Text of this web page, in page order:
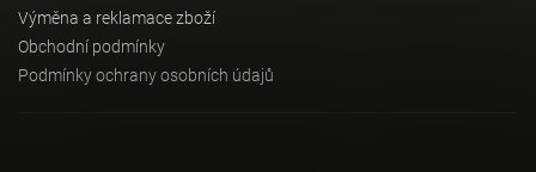
Výměna a reklamace zboží
Obchodní podmínky
Podmínky ochrany osobních údajů